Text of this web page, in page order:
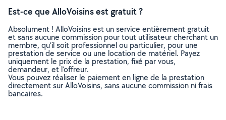
Est-ce que AlloVoisins est gratuit ?
Absolument ! AlloVoisins est un service entièrement gratuit
et sans aucune commission pour tout utilisateur cherchant un
membre, qu’il soit professionnel ou particulier, pour une
prestation de service ou une location de matériel. Payez
uniquement le prix de la prestation, fixé par vous,
demandeur, et l’offreur.
Vous pouvez réaliser le paiement en ligne de la prestation
directement sur AlloVoisins, sans aucune commission ni frais
bancaires.